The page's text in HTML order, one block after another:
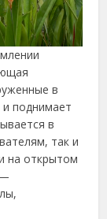
в
поднимает
в
так и
на открытом